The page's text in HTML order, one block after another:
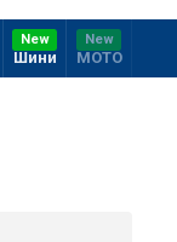
New
Шини
New
МOTO